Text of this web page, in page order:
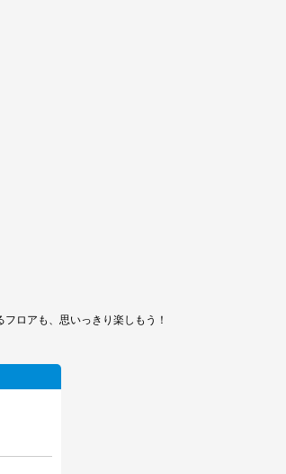
ロアも、思いっきり楽しもう！